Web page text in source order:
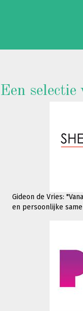
Een
Gideon de Vries:
en persoonlijke